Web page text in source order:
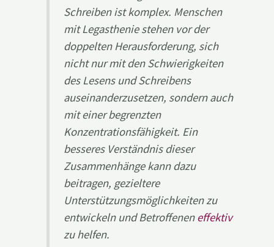
Schreiben ist komplex. Menschen
mit Legasthenie stehen vor der
doppelten Herausforderung, sich
nicht nur mit den Schwierigkeiten
des Lesens und Schreibens
auseinanderzusetzen, sondern auch
mit einer begrenzten
Konzentrationsfähigkeit. Ein
besseres Verständnis dieser
Zusammenhänge kann dazu
beitragen, gezieltere
Unterstützungsmöglichkeiten zu
entwickeln und Betroffeneneffektiv
zu helfen.